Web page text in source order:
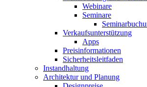
Webinare
Seminare
Verkaufsunterstützung
Apps
Preisinformationen
Sicherheitsleitfaden
Instandhaltung
Architektur und Planung